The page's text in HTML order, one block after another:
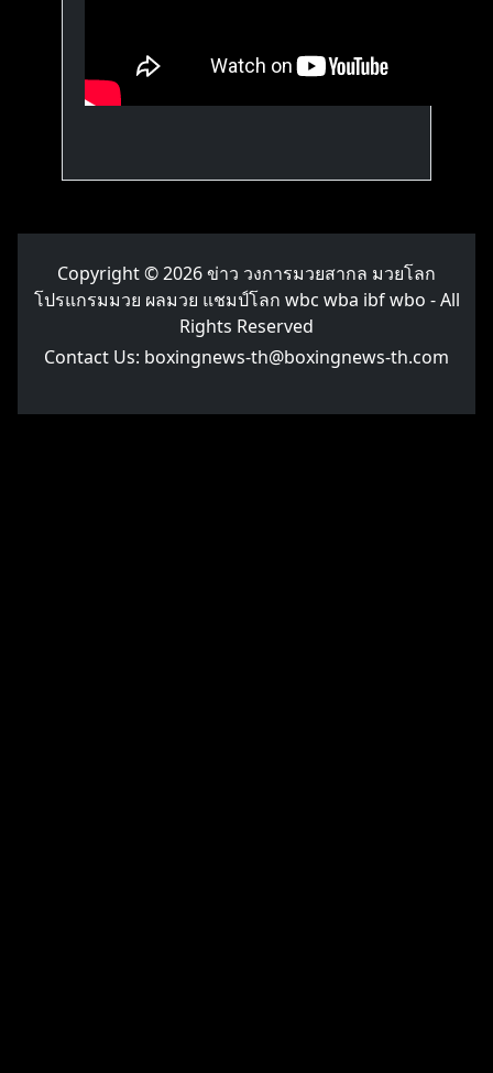
Copyright © 2026ข่าว วงการมวยสากล มวยโลก
โปรแกรมมวย ผลมวย แชมป์โลก wbc wba ibf wbo - All
Rights Reserved
Contact Us: boxingnews-th@boxingnews-th.com